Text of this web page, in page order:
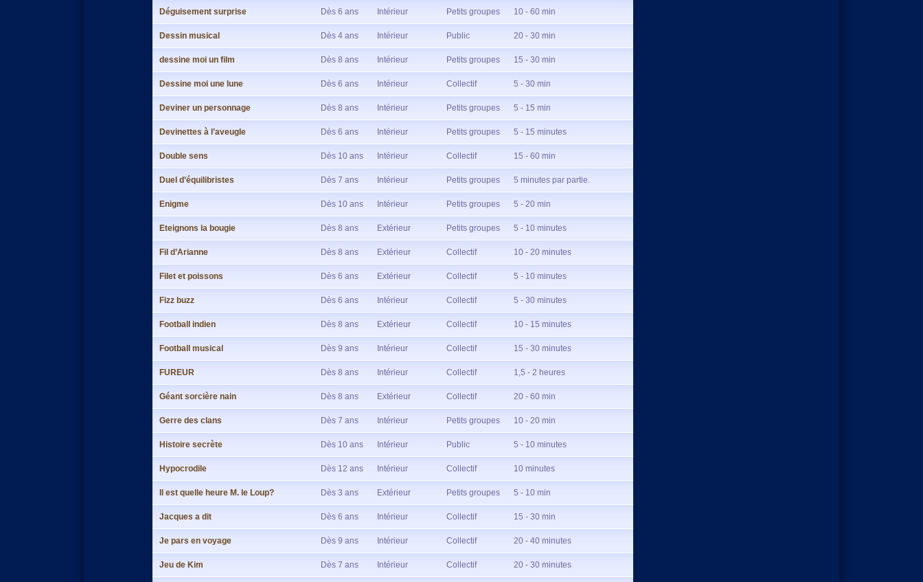
Déguisement surprise Dès 6 ans Intérieur Petits groupes 10 - 60 min
Dessin musical Dès 4 ans Intérieur Public 20 - 30 min
dessine moi un film Dès 8 ans Intérieur Petits groupes 15 - 30 min
Dessine moi une lune Dès 6 ans Intérieur Collectif 5 - 30 min
Deviner un personnage Dès 8 ans Intérieur Petits groupes 5 - 15 min
Devinettes à l’aveugle Dès 6 ans Intérieur Petits groupes 5 - 15 minutes
Double sens Dès 10 ans Intérieur Collectif 15 - 60 min
Duel d’équilibristes Dès 7 ans Intérieur Petits groupes 5 minutes par partie.
Enigme Dès 10 ans Intérieur Petits groupes 5 - 20 min
Eteignons la bougie Dès 8 ans Extérieur Petits groupes 5 - 10 minutes
Fil d’Arianne Dès 8 ans Extérieur Collectif 10 - 20 minutes
Filet et poissons Dès 6 ans Extérieur Collectif 5 - 10 minutes
Fizz buzz Dès 6 ans Intérieur Collectif 5 - 30 minutes
Football indien Dès 8 ans Extérieur Collectif 10 - 15 minutes
Football musical Dès 9 ans Intérieur Collectif 15 - 30 minutes
FUREUR Dès 8 ans Intérieur Collectif 1,5 - 2 heures
Géant sorcière nain Dès 8 ans Extérieur Collectif 20 - 60 min
Gerre des clans Dès 7 ans Intérieur Petits groupes 10 - 20 min
Histoire secrète Dès 10 ans Intérieur Public 5 - 10 minutes
Hypocrodile Dès 12 ans Intérieur Collectif 10 minutes
Il est quelle heure M. le Loup? Dès 3 ans Extérieur Petits groupes 5 - 10 min
Jacques a dit Dès 6 ans Intérieur Collectif 15 - 30 min
Je pars en voyage Dès 9 ans Intérieur Collectif 20 - 40 minutes
Jeu de Kim Dès 7 ans Intérieur Collectif 20 - 30 minutes